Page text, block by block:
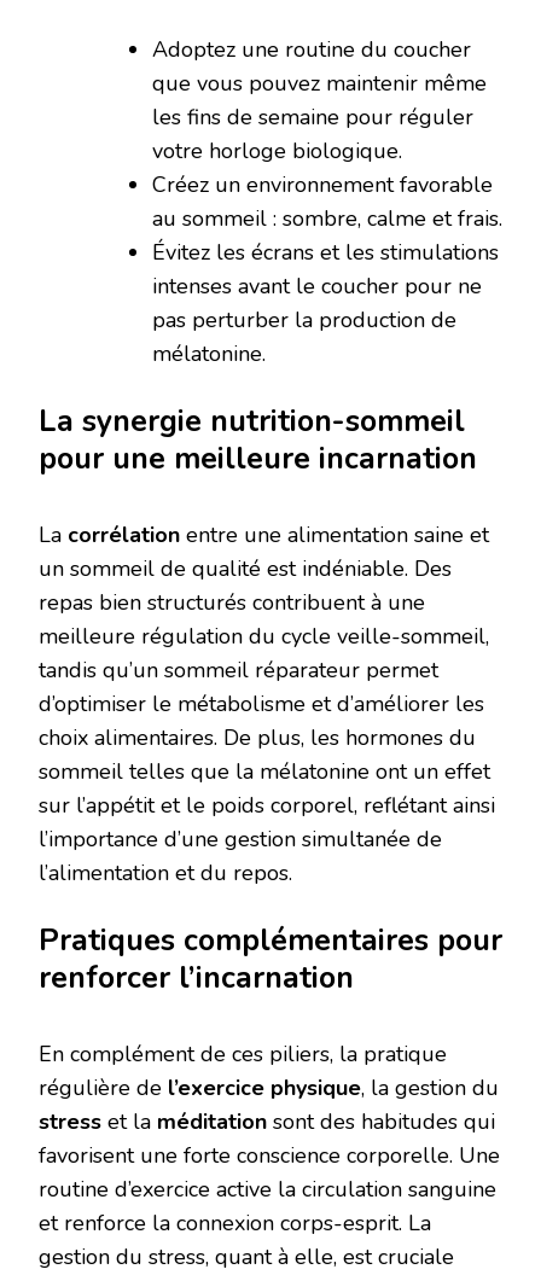
Adoptez une routine du coucher
que vous pouvez maintenir même
les fins de semaine pour réguler
votre horloge biologique.
Créez un environnement favorable
au sommeil : sombre, calme et frais.
Évitez les écrans et les stimulations
intenses avant le coucher pour ne
pas perturber la production de
mélatonine.
La synergie nutrition-sommeil
pour une meilleure incarnation
La corrélation entre une alimentation saine et
un sommeil de qualité est indéniable. Des
repas bien structurés contribuent à une
meilleure régulation du cycle veille-sommeil,
tandis qu’un sommeil réparateur permet
d’optimiser le métabolisme et d’améliorer les
choix alimentaires. De plus, les hormones du
sommeil telles que la mélatonine ont un effet
sur l’appétit et le poids corporel, reflétant ainsi
l’importance d’une gestion simultanée de
l’alimentation et du repos.
Pratiques complémentaires pour
renforcer l’incarnation
En complément de ces piliers, la pratique
régulière de l’exercice physique, la gestion du
stress et la méditation sont des habitudes qui
favorisent une forte conscience corporelle. Une
routine d’exercice active la circulation sanguine
et renforce la connexion corps-esprit. La
gestion du stress, quant à elle, est cruciale